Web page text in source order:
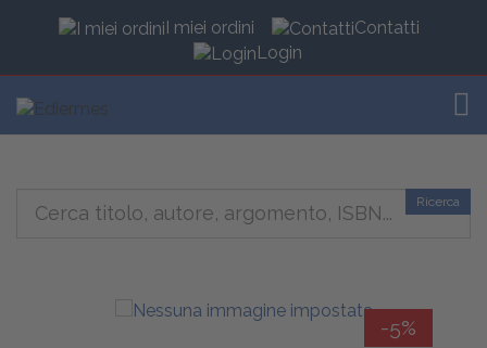
I miei ordini
Contatti
Login
Ricerca
-5%